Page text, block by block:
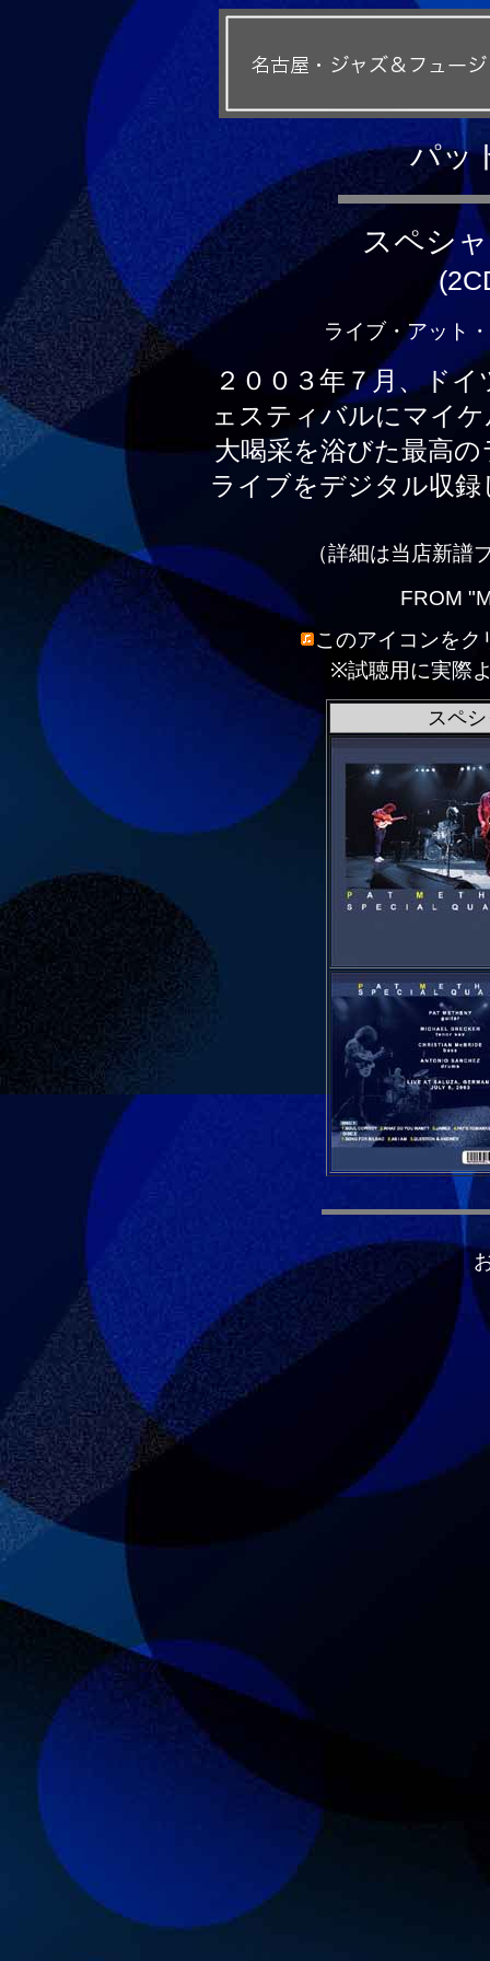
パッ
スペシ
ライブ・アット
２００３年７月、ド
ェスティバルにマイ
大喝采を浴びた最高
ライブをデジタル収
（詳細は当店新譜
FROM
このアイコンを
※試聴用に実際
スペ